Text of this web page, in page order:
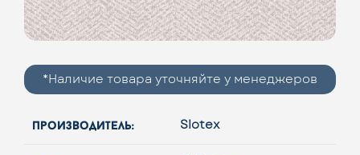
*Наличие товара уточняйте у менеджеров
производитель: Slotex